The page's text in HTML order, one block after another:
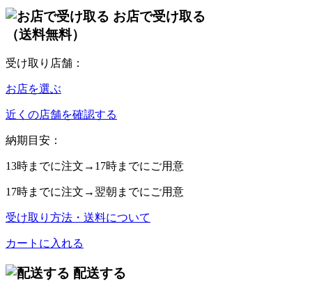
お店で受け取る
（送料無料）
受け取り店舗：
お店を選ぶ
近くの店舗を確認する
納期目安：
13時までに注文→ 17時までにご用意
17時までに注文→ 翌朝 までにご用意
受け取り方法・送料について
カートに入れる
配送する